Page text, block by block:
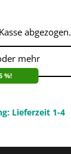
abgezogen.
mehr
%!
Lieferzeit 1-4